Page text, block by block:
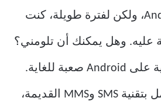
أحب استخدام Android، ولكن لفترة طويلة، كنت
عليه. وهل يمكنك أن تلومني؟
كانت الرسائل النصية على Android صعبة للغاية.
في الغالب، كان يعمل بتقنية SMS وMMS القديمة،